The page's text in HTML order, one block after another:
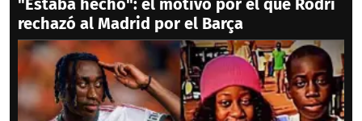
"Estaba hecho": el motivo por el que Rodri
rechazó al Madrid por el Barça